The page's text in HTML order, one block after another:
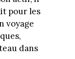
pour les
voyage
dans